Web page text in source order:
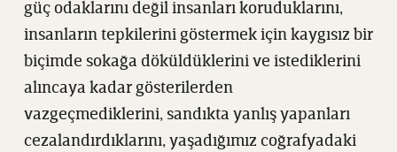
güç odaklarını değil insanları koruduklarını,
insanların tepkilerini göstermek için kaygısız bir
biçimde sokağa döküldüklerini ve istediklerini
alıncaya kadar gösterilerden
vazgeçmediklerini, sandıkta yanlış yapanları
cezalandırdıklarını, yaşadığımız coğrafyadaki